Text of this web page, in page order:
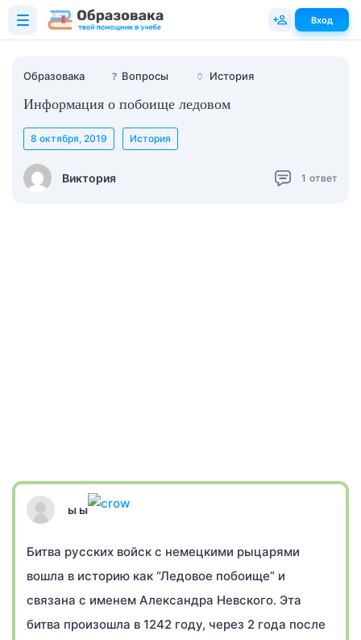
Образовака ❓ Вопросы 🏺 История
Информация о побоище ледовом
Виктория
8 октября, 2019 История
1 ответ
ы ы
Битва русских войск с немецкими рыцарями
вошла в историю как “Ледовое побоище” и
связана с именем Александра Невского. Эта
битва произошла в 1242 году, через 2 года после
Вход